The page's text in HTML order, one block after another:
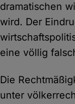
dramatischen
wird. Der
eine völlig
Die
unter